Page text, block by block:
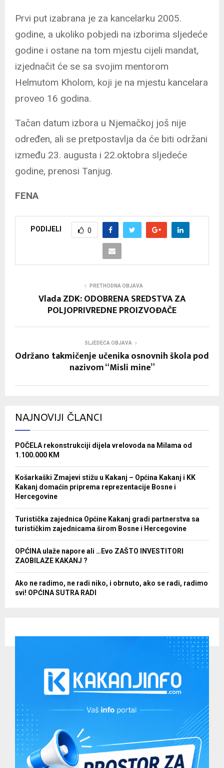
Prvi put izabrana je za kancelarku 2005.
godine, a ukoliko pobjedi na izborima sljedeće
godine i ostane na tom mjestu cijeli mandat,
izjednačit će se sa svojim mentorom
Helmutom Kholom, koji je na mjestu kancelara
proveo 16 godina.
Tačan datum izbora u Njemačkoj još nije
određen, ali se pretpostavlja da će biti održani
između 23. augusta i 22.oktobra sljedeće
godine, prenosi Tanjug.
FENA
PODIJELI 0
PRETHODNA OBJAVA
Vlada ZDK: ODOBRENA SREDSTVA ZA
POLJOPRIVREDNE PROIZVOĐAČE
SLJEDEĆA OBJAVA
Održano takmičenje učenika osnovnih škola pod
nazivom “Misli mine”
NAJNOVIJI ČLANCI
POČELA rekonstrukciji dijela vrelovoda na Milama od
1.100.000 KM
Košarkaški Zmajevi stižu u Kakanj – Općina Kakanj i KK
Kakanj domaćin priprema reprezentacije Bosne i
Hercegovine
Turistička zajednica Općine Kakanj gradi partnerstva sa
turističkim zajednicama širom Bosne i Hercegovine
OPĆINA ulaže napore ali …Evo ZAŠTO INVESTITORI
ZAOBILAZE KAKANJ ?
Ako ne radimo, ne radi niko, i obrnuto, ako se radi, radimo
svi! OPĆINA SUTRA RADI